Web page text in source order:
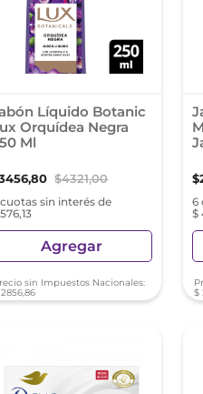
Líquido Botanic
Orquídea Negra
Ml
,80 $4321,00
sin interés de
Agregar
sin Impuestos Nacionales:
2856,86
$
6
$
$